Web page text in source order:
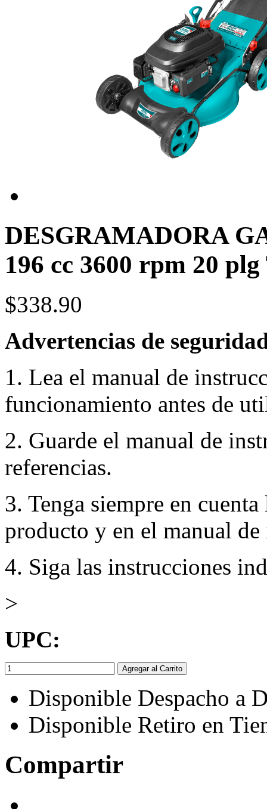
DESGRAMADORA
196 cc 3600 rpm 20
$338.90
Advertencias de
1. Lea el manual de
funcionamiento antes de
2. Guarde el manual de
referencias.
3. Tenga siempre en
producto y en el manual
4. Siga las instrucciones
>
UPC:
Agregar al Carrito
Disponible Despacho a
Disponible Retiro en
Compartir